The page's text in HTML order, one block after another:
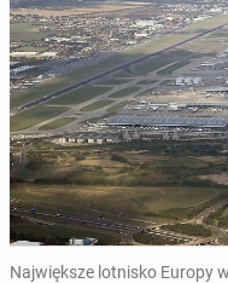
Największe lotnisko Europy